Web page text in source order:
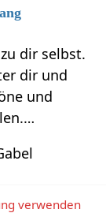
dir selbst.
dir und
und
verwenden